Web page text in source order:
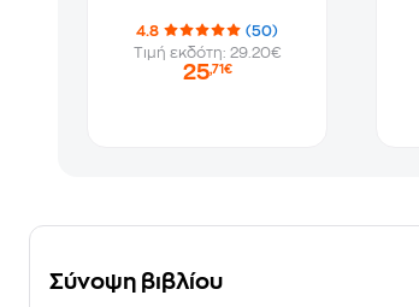
4.8
(50)
Τιμή εκδότη: 29.20€
25,71€
Σύνοψη βιβλίου